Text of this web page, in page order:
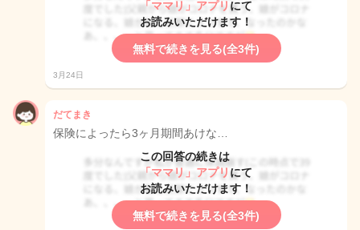
「ママリ」アプリ にて
お読みいただけます！
無料で続きを見る(全3件)
3月24日
だてまき
保険によったら3ヶ月期間あけな…
この回答の続きは
「ママリ」アプリ にて
お読みいただけます！
無料で続きを見る(全3件)